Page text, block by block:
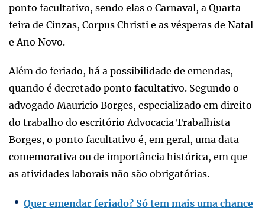
ponto facultativo, sendo elas o Carnaval, a Quarta-
feira de Cinzas, Corpus Christi e as vésperas de Natal
e Ano Novo.
Além do feriado, há a possibilidade de emendas,
quando é decretado ponto facultativo. Segundo o
advogado Mauricio Borges, especializado em direito
do trabalho do escritório Advocacia Trabalhista
Borges, o ponto facultativo é, em geral, uma data
comemorativa ou de importância histórica, em que
as atividades laborais não são obrigatórias.
Quer emendar feriado? Só tem mais uma chance